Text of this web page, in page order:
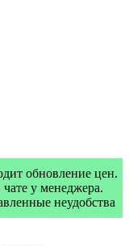
обновление цен.
у менеджера.
неудобства